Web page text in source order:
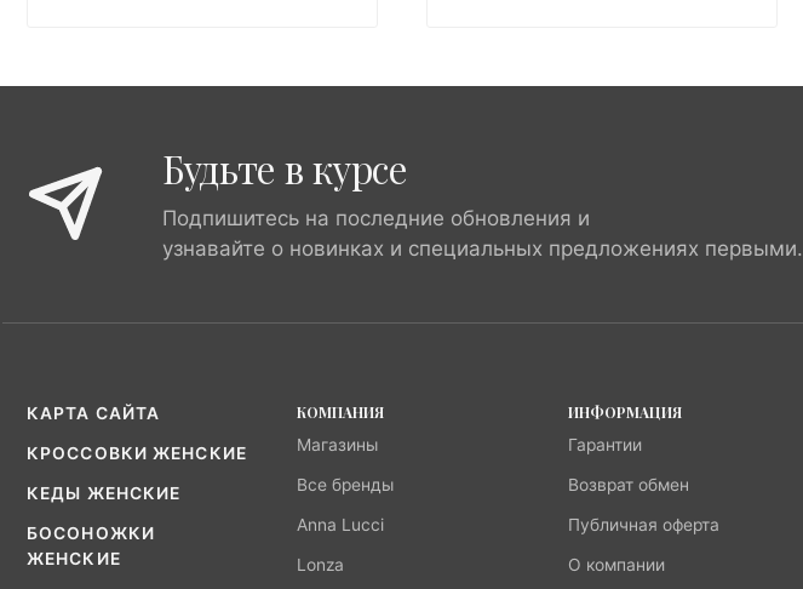
Будьте в курсе
Подпишитесь на последние обновления и
узнавайте о новинках и специальных предложениях первыми.
КАРТА САЙТА
КРОССОВКИ ЖЕНСКИЕ
КЕДЫ ЖЕНСКИЕ
БОСОНОЖКИ
ЖЕНСКИЕ
КОМПАНИЯ
Магазины
Все бренды
Anna Lucci
Lonza
ИНФОРМАЦИЯ
Гарантии
Возврат обмен
Публичная оферта
О компании